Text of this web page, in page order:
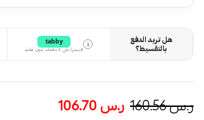
هل تريد الدفع
بالتقسيط؟
i
tabby
قسمها على 4 دفعات بدون تعقيد
ر.س160.56 ر.س